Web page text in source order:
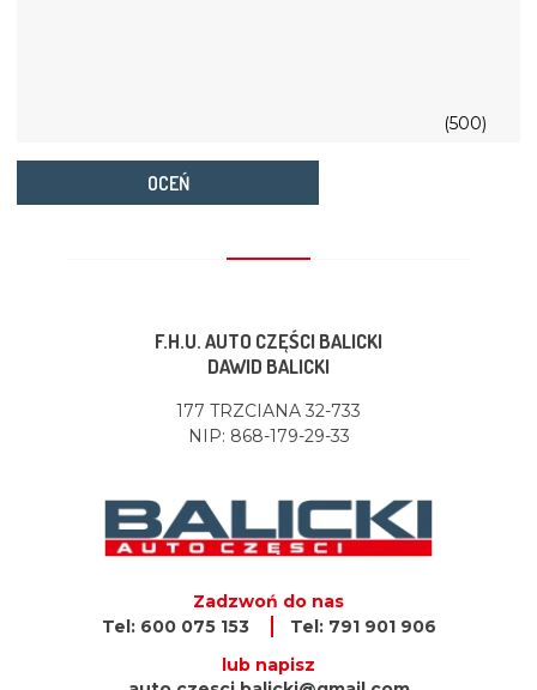
(500)
OCEŃ
F.H.U. AUTO CZĘŚCI BALICKI
DAWID BALICKI
177 TRZCIANA 32-733
NIP: 868-179-29-33
Zadzwoń do nas
Tel: 600 075 153
Tel: 791 901 906
lub napisz